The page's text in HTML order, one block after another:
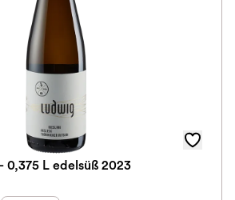
0,375 L edelsüß 2023